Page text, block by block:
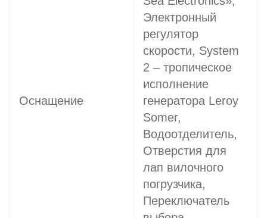
Оснащение
Электронный
регулятор
скорости, System
2 – тропическое
исполнение
генератора Leroy
Somer,
Водоотделитель,
Отверстия для
лап вилочного
погрузчика,
Переключатель